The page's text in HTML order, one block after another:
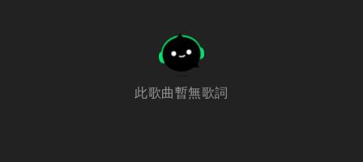
此歌曲暫無歌詞